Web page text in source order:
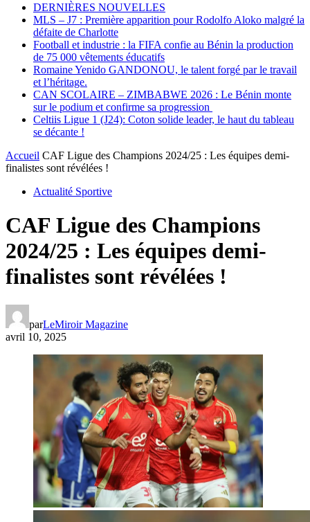
DERNIÈRES NOUVELLES
MLS – J7 : Première apparition pour Rodolfo Aloko malgré la
défaite de Charlotte
Football et industrie : la FIFA confie au Bénin la production
de 75 000 vêtements éducatifs
Romaine Yenido GANDONOU, le talent forgé par le travail
et l’héritage.
CAN SCOLAIRE – ZIMBABWE 2026 : Le Bénin monte
sur le podium et confirme sa progression
Celtiis Ligue 1 (J24): Coton solide leader, le haut du tableau
se décante !
Accueil CAF Ligue des Champions 2024/25 : Les équipes demi-
finalistes sont révélées !
Actualité Sportive
CAF Ligue des Champions
2024/25 : Les équipes demi-
finalistes sont révélées !
parLeMiroir Magazine
avril 10, 2025